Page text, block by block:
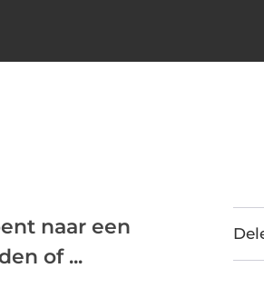
naar een
of ...